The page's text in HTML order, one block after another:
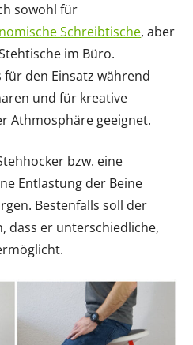
sowohl für
Schreibtische, aber
im Büro.
den Einsatz während
und für kreative
Athmosphäre geeignet.
bzw. eine
Entlastung der Beine
Bestenfalls soll der
dass er unterschiedliche,